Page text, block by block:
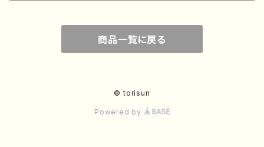
商品一覧に戻る
© torisun
Powered by